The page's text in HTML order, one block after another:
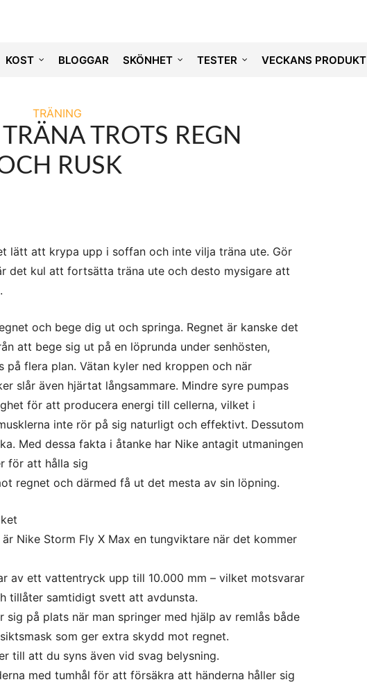
KOST BLOGGAR SKÖNHET TESTER VECKANS PRODUKT
TRÄNING
TROTS REGN
RUSK
lätt att krypa upp i soffan och inte vilja träna ute. Gör
det kul att fortsätta träna ute och desto mysigare att
och bege dig ut och springa. Regnet är kanske det
att bege sig ut på en löprunda under senhösten,
på flera plan. Vätan kyler ned kroppen och när
slår även hjärtat långsammare. Mindre syre pumpas
för att producera energi till cellerna, vilket i
inte rör på sig naturligt och effektivt. Dessutom
Med dessa fakta i åtanke har Nike antagit utmaningen
för att hålla sig
regnet och därmed få ut det mesta av sin löpning.
Nike Storm Fly X Max en tungviktare när det kommer
av ett vattentryck upp till 10.000 mm – vilket motsvarar
tillåter samtidigt svett att avdunsta.
sig på plats när man springer med hjälp av remlås både
som ger extra skydd mot regnet.
till att du syns även vid svag belysning.
med tumhål för att försäkra att händerna håller sig